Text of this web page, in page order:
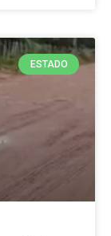
ESTADO